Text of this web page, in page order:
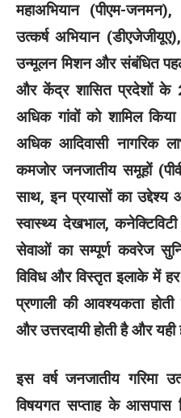
महाअभियान (पीएम-
उत्कर्ष अभियान
उन्मूलन मिशन और संबंधित
और केंद्र शासित प्रदेशों
अधिक गांवों को शामिल
अधिक आदिवासी नागरिक
कमजोर जनजातीय समूहों
साथ, इन प्रयासों का उद्देश्य
स्वास्थ्य देखभाल,
सेवाओं का सम्पूर्ण कवरेज
विविध और विस्तृत इलाके में
प्रणाली की आवश्यकता
और उत्तरदायी होती है और
इस वर्ष जनजातीय गरिमा
विषयगत सप्ताह के आसपास